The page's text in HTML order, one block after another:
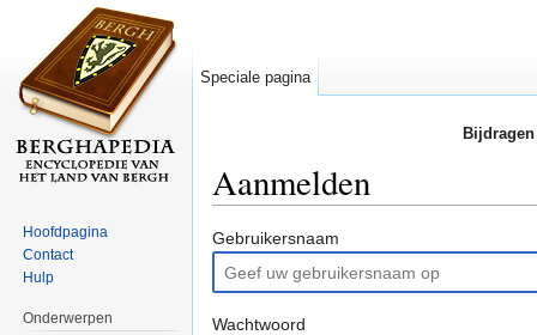
Aanmelden
Gebruikersnaam
Wachtwoord
Speciale pagina
Hoofdpagina
Contact
Hulp
Onderwerpen